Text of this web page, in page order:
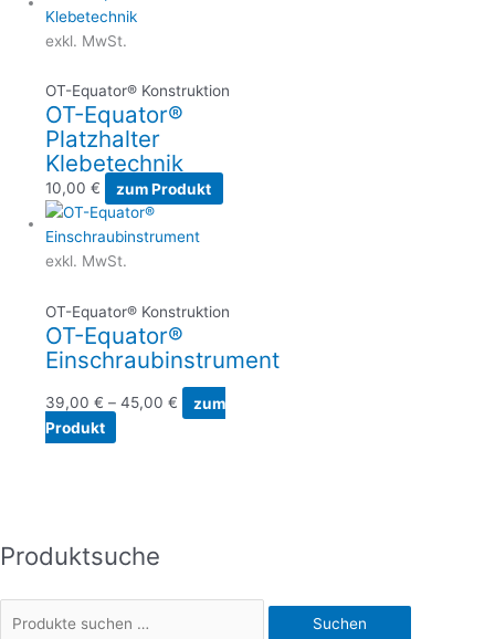
Produktsuche
S
Suchen
exkl. MwSt.
OT-Equator® Konstruktion
OT-Equator®
Platzhalter
Klebetechnik
10,00€ zum Produkt
exkl. MwSt.
OT-Equator® Konstruktion
OT-Equator®
Einschraubinstrument
39,00€ –45,00€
zum
Produkt